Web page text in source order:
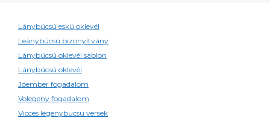
Lánybúcsú eskü oklevél
Leánybúcsú bizonyítvány
Lánybúcsú oklevél sablon
Lánybúcsú oklevél
Jóember fogadalom
Volegeny fogadalom
Vicces legenybucsu versek